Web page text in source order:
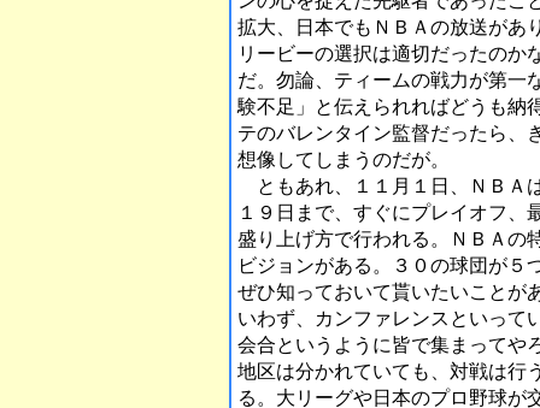
拡大、日本でもＮＢＡの放送があ
リービーの選択は適切だったのか
だ。勿論、ティームの戦力が第一
験不足」と伝えられればどうも納
テのバレンタイン監督だったら、
想像してしまうのだが。
ともあれ、１１月１日、ＮＢＡ
１９日まで、すぐにプレイオフ、
盛り上げ方で行われる。ＮＢＡの
ビジョンがある。３０の球団が５
ぜひ知っておいて貰いたいことが
いわず、カンファレンスといって
会合というように皆で集まってや
地区は分かれていても、対戦は行
る。大リーグや日本のプロ野球が